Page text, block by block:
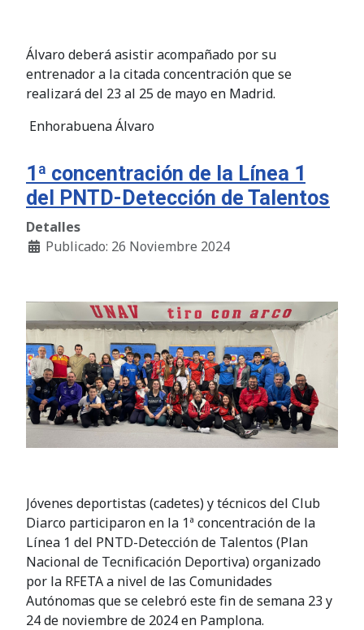
Álvaro deberá asistir acompañado por su
entrenador a la citada concentración que se
realizará del 23 al 25 de mayo en Madrid.
Enhorabuena Álvaro
1ª concentración de la Línea 1
del PNTD-Detección de Talentos
Detalles
Publicado: 26 Noviembre 2024
Jóvenes deportistas (cadetes) y técnicos del Club
Diarco participaron en la 1ª concentración de la
Línea 1 del PNTD-Detección de Talentos (Plan
Nacional de Tecnificación Deportiva) organizado
por la RFETA a nivel de las Comunidades
Autónomas que se celebró este fin de semana 23 y
24 de noviembre de 2024 en Pamplona.